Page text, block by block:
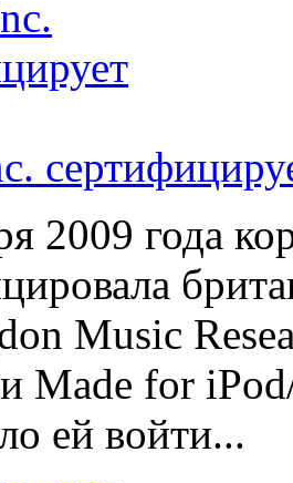
2009 года
Music
Made for
ей войти...